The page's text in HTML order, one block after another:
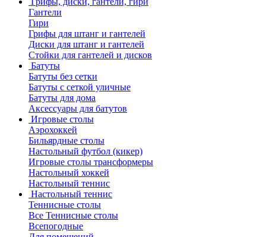
Гантели
Гири
Грифы для штанг и гантелей
Диски для штанг и гантелей
Стойки для гантелей и дисков
Батуты
Батуты без сетки
Батуты с сеткой уличные
Батуты для дома
Аксессуары для батутов
Игровые столы
Аэрохоккей
Бильярдные столы
Настольный футбол (кикер)
Игровые столы трансформеры
Настольный хоккей
Настольный теннис
Настольный теннис
Теннисные столы
Все Теннисные столы
Всепогодные